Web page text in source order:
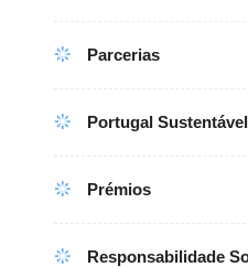
Parcerias
Portugal Sustentável
Prémios
Responsabilidade